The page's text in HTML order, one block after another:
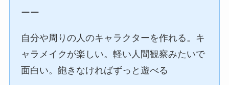
ーー
自分や周りの人のキャラクターを作れる。キ
ャラメイクが楽しい。軽い人間観察みたいで
面白い。飽きなければずっと遊べる